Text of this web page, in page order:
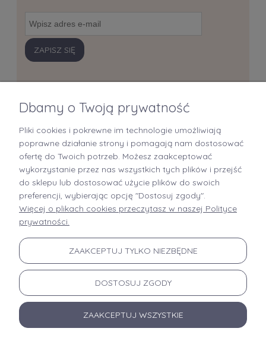
ZAPISZ SIĘ
+48 519 712 949
kontakt@brastory.pl
(od poniedziałku do piątku, w godzinach 9:00-15:00 oraz w soboty od 9:00-13:00)
PŁATNOŚCI I DOSTAWA
OFERTA
Dbamy o Twoją prywatność
Pliki cookies i pokrewne im technologie umożliwiają
poprawne działanie strony i pomagają nam dostosować
ofertę do Twoich potrzeb. Możesz zaakceptować
wykorzystanie przez nas wszystkich tych plików i przejść
do sklepu lub dostosować użycie plików do swoich
preferencji, wybierając opcję "Dostosuj zgody".
Więcej o plikach cookies przeczytasz w naszej Polityce
prywatności.
ZAAKCEPTUJ TYLKO NIEZBĘDNE
DOSTOSUJ ZGODY
ZAAKCEPTUJ WSZYSTKIE